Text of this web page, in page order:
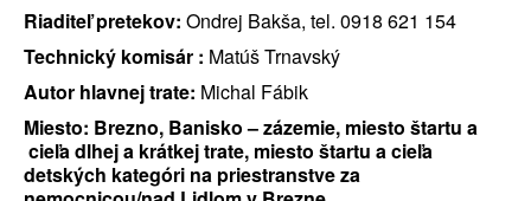
Riaditeľ pretekov: Ondrej Bakša, tel. 0918 621 154
Technický komisár : Matúš Trnavský
Autor hlavnej trate: Michal Fábik
Miesto: Brezno, Banisko – zázemie, miesto štartu a
cieľa dlhej a krátkej trate, miesto štartu a cieľa
detských kategóri na priestranstve za